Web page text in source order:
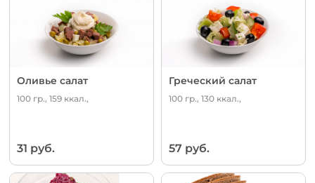
Оливье салат
100 гр., 159 ккал.,
31 руб.
Греческий салат
100 гр., 130 ккал.,
57 руб.